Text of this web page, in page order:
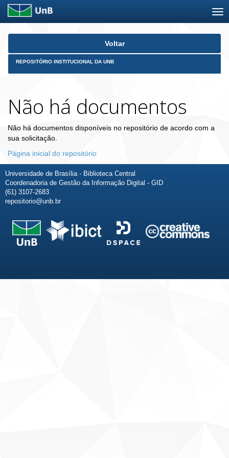
Skip
Voltar
REPOSITÓRIO INSTITUCIONAL DA UNB
Não há documentos
Não há documentos disponíveis no repositório de acordo com a
sua solicitação.
Página inicial do repositório
Universidade de Brasília - Biblioteca Central
Coordenadoria de Gestão da Informação Digital - GID
(61) 3107-2683
repositorio@unb.br